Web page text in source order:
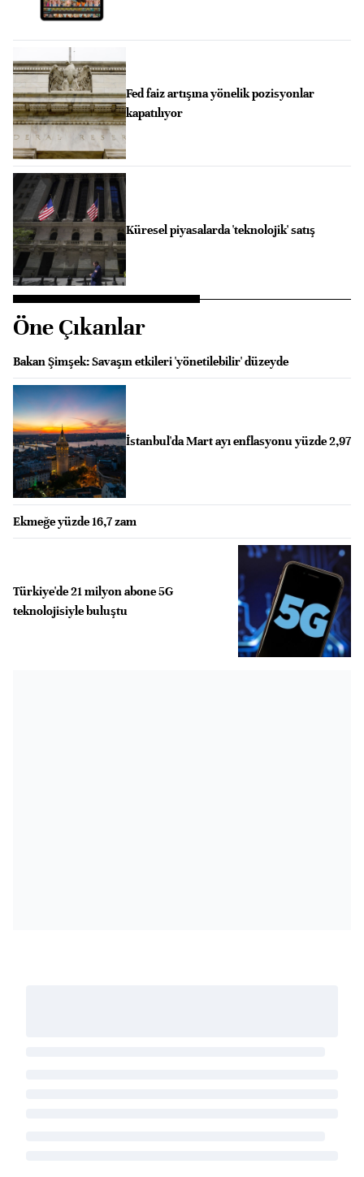
Fed faiz artışına yönelik pozisyonlar
kapatılıyor
Küresel piyasalarda 'teknolojik' satış
Öne Çıkanlar
Bakan Şimşek: Savaşın etkileri 'yönetilebilir' düzeyde
İstanbul'da Mart ayı enflasyonu yüzde 2,97
Ekmeğe yüzde 16,7 zam
Türkiye'de 21 milyon abone 5G
teknolojisiyle buluştu